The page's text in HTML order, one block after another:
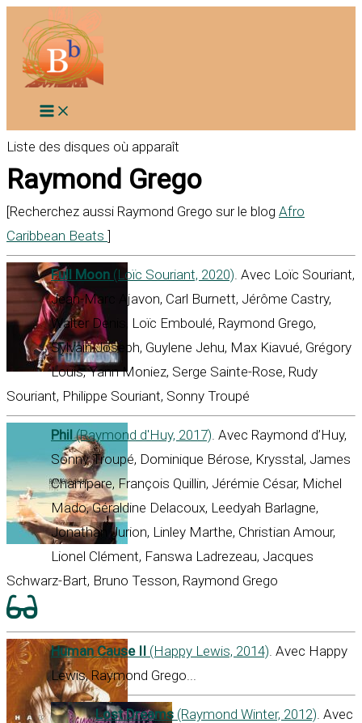
contenu
Liste des disques où apparaît
Raymond Grego
[Recherchez aussi Raymond Grego sur le blog Afro
Caribbean Beats ]
Full Moon (Loïc Souriant, 2020). Avec Loïc Souriant,
Jean-Marc Ajavon, Carl Burnett, Jérôme Castry,
Walter Denis, Loïc Emboulé, Raymond Grego,
Sylvain Joseph, Guylene Jehu, Max Kiavué, Grégory
Louis, Yann Moniez, Serge Sainte-Rose, Rudy
Souriant, Philippe Souriant, Sonny Troupé
Phil(Raymond d'Huy, 2017). Avec Raymond d’Huy,
Sonny Troupé, Dominique Bérose, Krysstal, James
Champare, François Quillin, Jérémie César, Michel
Mado, Géraldine Delacoux, Leedyah Barlagne,
Jonathan Jurion, Linley Marthe, Christian Amour,
Lionel Clément, Fanswa Ladrezeau, Jacques
Schwarz-Bart, Bruno Tesson, Raymond Grego
Human Cause II (Happy Lewis, 2014). Avec Happy
Lewis, Raymond Grego...
Lost Dreams (Raymond Winter, 2012). Avec